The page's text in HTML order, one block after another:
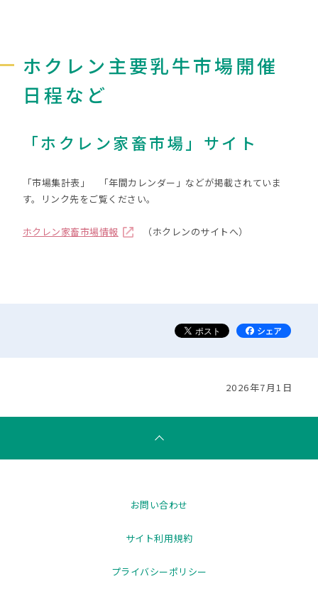
ホクレン主要乳牛市場開催
日程など
「ホクレン家畜市場」サイト
「市場集計表」 「年間カレンダー」などが掲載されていま
す。リンク先をご覧ください。
ホクレン家畜市場情報 （ホクレンのサイトへ）
2026年7月1日
お問い合わせ
サイト利用規約
プライバシーポリシー